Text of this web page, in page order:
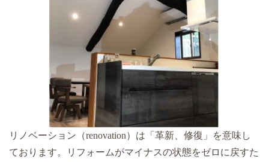
リノベーション（renovation）は「革新、修復」を意味し
ております。リフォームがマイナスの状態をゼロに戻すた